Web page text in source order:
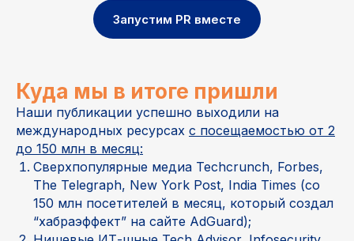
Запустим PR вместе
Куда мы в итоге пришли
Наши публикации успешно выходили на
международных ресурсах с посещаемостью от 2
до 150 млн в месяц:
Сверхпопулярные медиа Techcrunch, Forbes,
The Telegraph, New York Post, India Times (со
150 млн посетителей в месяц, который создал
“хабраэффект” на сайте AdGuard);